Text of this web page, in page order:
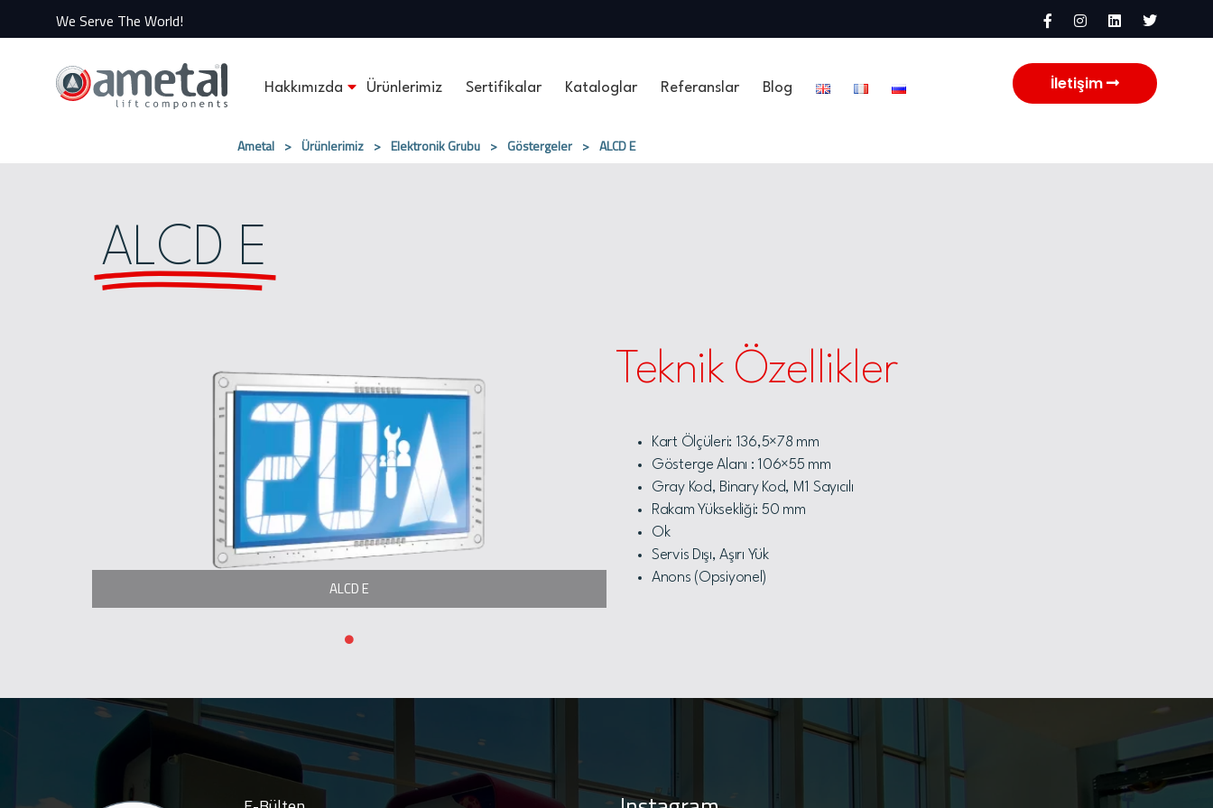
We Serve The World!
Hakkımızda Ürünlerimiz Sertifikalar Kataloglar Referanslar Blog İletişim
Ametal > Ürünlerimiz > Elektronik Grubu > Göstergeler > ALCD E
ALCD E
ALCD E
Teknik Özellikler
Kart Ölçüleri: 136,5×78 mm
Gösterge Alanı : 106×55 mm
Gray Kod, Binary Kod, M1 Sayıcılı
Rakam Yüksekliği: 50 mm
Ok
Servis Dışı, Aşırı Yük
Anons (Opsiyonel)